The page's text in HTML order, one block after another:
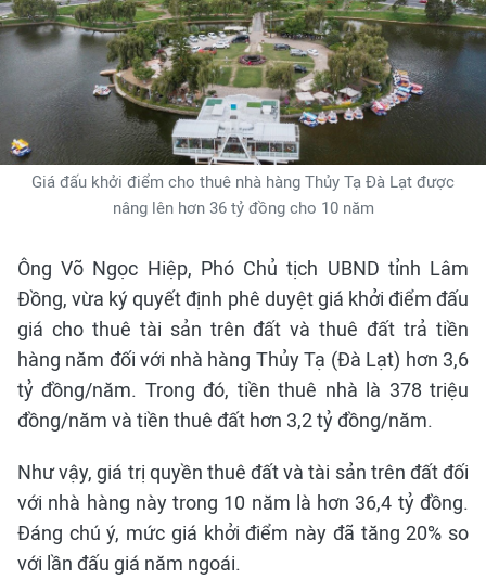
Giá đấu khởi điểm cho thuê nhà hàng Thủy Tạ Đà Lạt được
nâng lên hơn 36 tỷ đồng cho 10 năm
Ông Võ Ngọc Hiệp, Phó Chủ tịch UBND tỉnh Lâm
Đồng, vừa ký quyết định phê duyệt giá khởi điểm đấu
giá cho thuê tài sản trên đất và thuê đất trả tiền
hàng năm đối với nhà hàng Thủy Tạ (Đà Lạt) hơn 3,6
tỷ đồng/năm. Trong đó, tiền thuê nhà là 378 triệu
đồng/năm và tiền thuê đất hơn 3,2 tỷ đồng/năm.
Như vậy, giá trị quyền thuê đất và tài sản trên đất đối
với nhà hàng này trong 10 năm là hơn 36,4 tỷ đồng.
Đáng chú ý, mức giá khởi điểm này đã tăng 20% so
với lần đấu giá năm ngoái.